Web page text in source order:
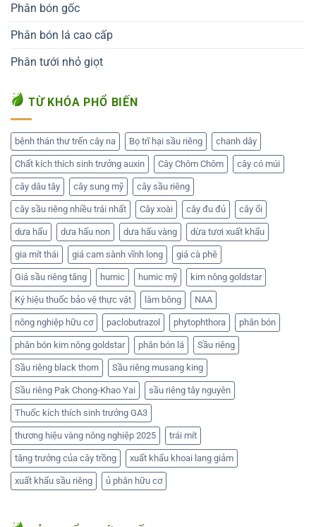
Phân bón gốc
Phân bón lá cao cấp
Phân tưới nhỏ giọt
TỪ KHÓA PHỔ BIẾN
bệnh thán thư trến cây na Bọ trĩ hại sầu riêng chanh dây
Chất kích thích sinh trưởng auxin Cây Chôm Chôm cây có múi
cây dâu tây cây sung mỹ cây sầu riêng
cây sầu riêng nhiều trái nhất Cây xoài cây đu đủ cây ổi
dưa hấu dưa hấu non dưa hấu vàng dừa tươi xuất khẩu
gia mít thái giá cam sành vĩnh long giá cà phê
Giá sầu riêng tăng humic humic mỹ kim nông goldstar
Ký hiệu thuốc bảo vệ thực vật làm bông NAA
nông nghiệp hữu cơ paclobutrazol phytophthora phân bón
phân bón kim nông goldstar phân bón lá Sầu riêng
Sầu riêng black thorn Sầu riêng musang king
Sầu riêng Pak Chong-Khao Yai sầu riêng tây nguyên
Thuốc kích thích sinh trưởng GA3
thương hiệu vàng nông nghiệp 2025 trái mít
tăng trưởng của cây trồng xuất khẩu khoai lang giảm
xuất khẩu sầu riêng ủ phân hữu cơ